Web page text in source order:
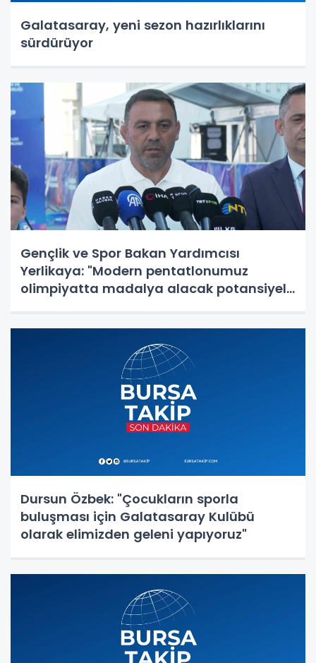
Galatasaray, yeni sezon hazırlıklarını
sürdürüyor
Gençlik ve Spor Bakan Yardımcısı
Yerlikaya: "Modern pentatlonumuz
olimpiyatta madalya alacak potansiyele
Dursun Özbek: "Çocukların sporla
buluşması için Galatasaray Kulübü
olarak elimizden geleni yapıyoruz"